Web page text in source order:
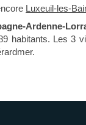
Luxeuil-les-
Ardenne-
habitants. Les 3